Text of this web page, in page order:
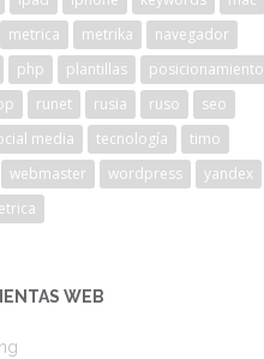
metrica metrika
navegador
php plantillas
posicionamiento
runet rusia ruso
seo
media tecnología
timo
webmaster wordpress
yandex
WEB